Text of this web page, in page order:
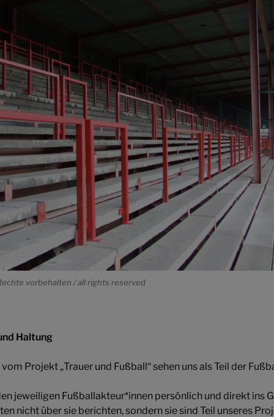
vorbehalten / all rights reserved
Haltung
Projekt „Trauer und Fußball“ sehen uns als Teil der
jeweiligen Fußballakteur*innen persönlich und direkt ins
nicht über sie berichten, sondern sie sind Teil unseres